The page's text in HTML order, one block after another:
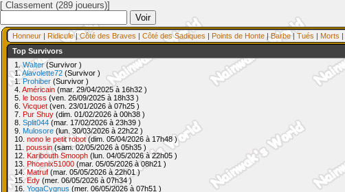
[ Classement (289 joueurs)]
Honneur | Ridicule|Côté des Braves | Côté des Sadiques | Points de Honte |Barbe| Tués | Morts |
Top Survivors
1. Walter(Survivor )
1.Alavolette72 (Survivor )
1. Prohiber (Survivor )
4. Américain (mar. 29/04/2025 à 16h32 )
5. le boss (ven. 26/09/2025 à 18h33 )
6. Vicquet (ven. 23/01/2026 à 07h25 )
7. Pur Shuy (dim. 01/02/2026 à 00h38 )
8. Split044 (mar. 17/02/2026 à 23h39 )
9. Mulosore (lun. 30/03/2026 à 22h22 )
10. nono le petit robot(dim. 05/04/2026 à 17h48 )
11. poussin(sam. 02/05/2026 à 05h35 )
12. Karibouth Smooph (lun. 04/05/2026 à 22h05 )
13. Phoenix51000 (mar. 05/05/2026 à 08h21 )
14.Matruf (mar. 05/05/2026 à 22h01 )
15.Edy (mer. 06/05/2026 à 07h34 )
16. YogaCygnus (mer. 06/05/2026 à 07h51 )